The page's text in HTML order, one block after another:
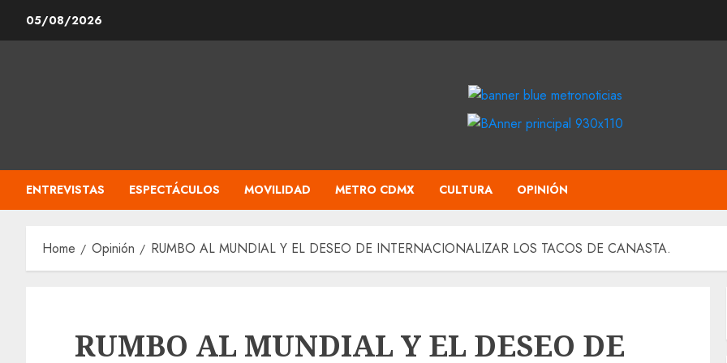
05/08/2026
ENTREVISTAS ESPECTÁCULOS MOVILIDAD METRO CDMX CULTURA OPINIÓN
Home Opinión RUMBO AL MUNDIAL Y EL DESEO DE INTERNACIONALIZAR LOS TACOS DE CANASTA.
RUMBO AL MUNDIAL Y EL DESEO DE